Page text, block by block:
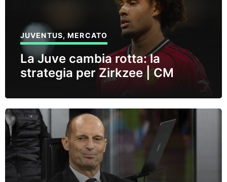
JUVENTUS,MERCATO
La Juve cambia rotta: la
strategia per Zirkzee | CM